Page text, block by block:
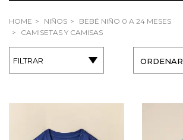
HOME NIÑOS
BEBÉ NIÑO 0 A 24 MESES
CAMISETAS Y CAMISAS
FILTRAR ORDENAR